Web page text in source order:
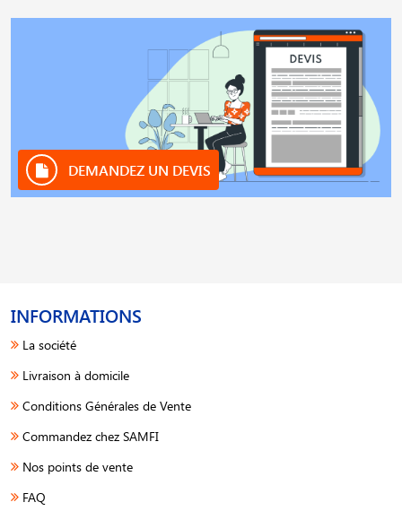
DEMANDEZ UN DEVIS
INFORMATIONS
La société
Livraison à domicile
Conditions Générales de Vente
Commandez chez SAMFI
Nos points de vente
FAQ